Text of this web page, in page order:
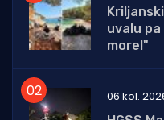
uvalu
more!"
06 kol.